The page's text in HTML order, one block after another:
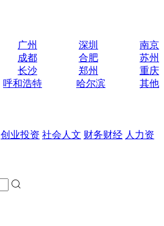
广州 深圳
南京
成都 合肥
苏州
长沙 郑州
重庆
呼和浩特 哈尔滨
其他
创业投资 社会人文 财务财经 人力资